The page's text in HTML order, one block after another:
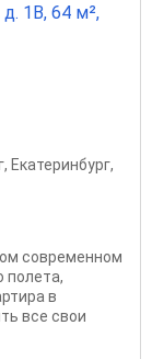
1В, 64 м²,
, Екатеринбург,
современном
полета,
в
все свои